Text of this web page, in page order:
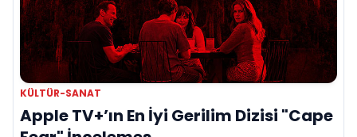
KÜLTÜR-SANAT
Apple TV+’ın En İyi Gerilim Dizisi "Cape